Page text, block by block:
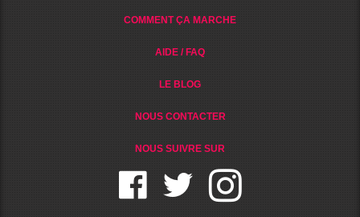
COMMENT ÇA MARCHE
AIDE / FAQ
LE BLOG
NOUS CONTACTER
NOUS SUIVRE SUR